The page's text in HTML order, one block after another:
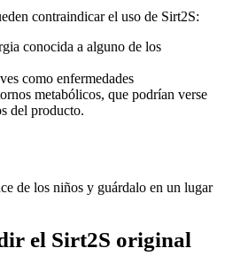
contraindicar el uso de Sirt2S:
conocida a alguno de los
como enfermedades
metabólicos, que podrían verse
del producto.
de los niños y guárdalo en un lugar
el Sirt2S original